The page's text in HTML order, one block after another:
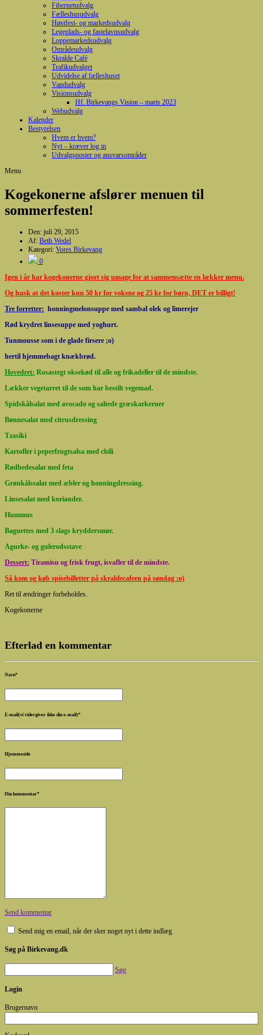
Fibernetudvalg
Fælleshusudvalg
Høstfest- og markedsudvalg
Legeplads- og fastelavnsudvalg
Loppemarkedsudvalg
Områdeudvalg
Skralde Café
Trafikudvalget
Udvidelse af fælleshuset
Vandudvalg
Visionsudvalg
Hf. Birkevangs Vision – marts 2023
Webudvalg
Kalender
Bestyrelsen
Hvem er hvem?
Nyt – kræver log in
Udvalgsposter og ansvarsområder
Menu
Kogekonerne afslører menuen til
sommerfesten!
Den: juli 29, 2015
Af: Beth Wedel
Kategori: Vores Birkevang
0
Igen i år har kogekonerne gjort sig umage for at sammensætte en lækker menu.
Og husk at det koster kun 50 kr for voksne og 25 kr for børn, DET er billigt!
Tre forretter: honningmelonsuppe med sambal olek og limerejer
Rød krydret linsesuppe med yoghurt.
Tunmousse som i de glade firsere ;o)
hertil hjemmebagt knækbrød.
Hovedret: Rosastegt oksekød til alle og frikadeller til de mindste.
Lækker vegetarret til de som har bestilt vegemad.
Spidskålsalat med avocado og saltede græskarkerner
Bønnesalat med citrusdressing
Tzasiki
Kartofler i peperfrugtsalsa med chili
Rødbedesalat med feta
Grønkålssalat med æbler og honningdressing.
Linsesalat med koriander.
Hummus
Baguettes med 3 slags kryddersmør.
Agurke- og gulerodsstave
Dessert: Tiramisu og frisk frugt, isvafler til de mindste.
Så kom og køb spisebilletter på skraldecafeen på søndag :o)
Ret til ændringer forbeholdes.
Kogekonerne
Efterlad en kommentar
Navn*
E-mail(vi vidergiver ikke din e-mail)*
Hjemmeside
Din kommentar*
Send kommentar
Send mig en email, når der sker noget nyt i dette indlæg
Søg på Birkevang.dk
Søg
Login
Brugernavn